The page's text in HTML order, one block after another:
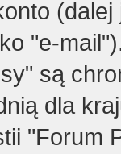
"e-
są
dla
"Forum